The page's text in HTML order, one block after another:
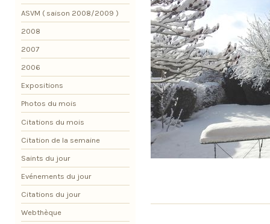
ASVM ( saison 2008/2009 )
2008
2007
2006
Expositions
Photos du mois
Citations du mois
Citation de la semaine
Saints du jour
Evénements du jour
Citations du jour
Webthèque